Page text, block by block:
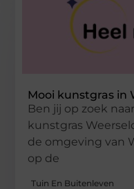
Mooi kunstgras in
Ben jij op zoek
kunstgras
de omgeving van
op de
Tuin En Buitenleven